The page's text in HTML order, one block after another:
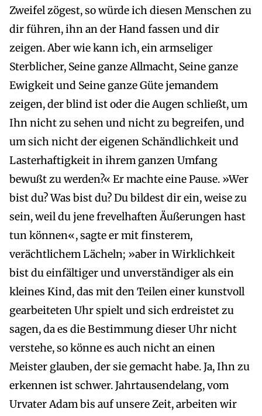
Zweifel zögest, so würde ich diesen Menschen zu
dir führen, ihn an der Hand fassen und dir
zeigen. Aber wie kann ich, ein armseliger
Sterblicher, Seine ganze Allmacht, Seine ganze
Ewigkeit und Seine ganze Güte jemandem
zeigen, der blind ist oder die Augen schließt, um
Ihn nicht zu sehen und nicht zu begreifen, und
um sich nicht der eigenen Schändlichkeit und
Lasterhaftigkeit in ihrem ganzen Umfang
bewußt zu werden?« Er machte eine Pause. »Wer
bist du? Was bist du? Du bildest dir ein, weise zu
sein, weil du jene frevelhaften Äußerungen hast
tun können«, sagte er mit finsterem,
verächtlichem Lächeln; »aber in Wirklichkeit
bist du einfältiger und unverständiger als ein
kleines Kind, das mit den Teilen einer kunstvoll
gearbeiteten Uhr spielt und sich erdreistet zu
sagen, da es die Bestimmung dieser Uhr nicht
verstehe, so könne es auch nicht an einen
Meister glauben, der sie gemacht habe. Ja, Ihn zu
erkennen ist schwer. Jahrtausendelang, vom
Urvater Adam bis auf unsere Zeit, arbeiten wir